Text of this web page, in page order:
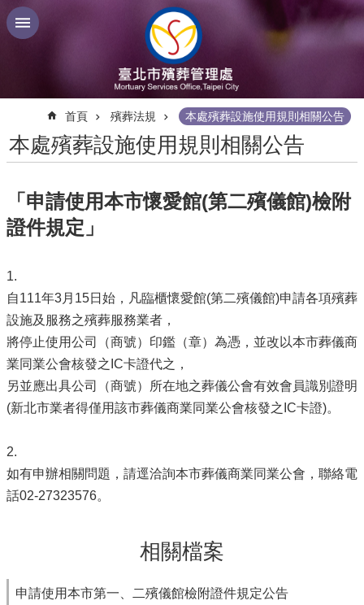
跳到主要內容區塊
首頁 殯葬法規 本處殯葬設施使用規則相關公告
本處殯葬設施使用規則相關公告
「申請使用本市懷愛館(第二殯儀館)檢附
證件規定」
1.
自111年3月15日始，凡臨櫃懷愛館(第二殯儀館)申請各項殯葬
設施及服務之殯葬服務業者，
將停止使用公司（商號）印鑑（章）為憑，並改以本市葬儀商
業同業公會核發之IC卡證代之，
另並應出具公司（商號）所在地之葬儀公會有效會員識別證明
(新北市業者得僅用該市葬儀商業同業公會核發之IC卡證)。
2.
如有申辦相關問題，請逕洽詢本市葬儀商業同業公會，聯絡電
話02-27323576。
相關檔案
申請使用本市第一、二殯儀館檢附證件規定公告